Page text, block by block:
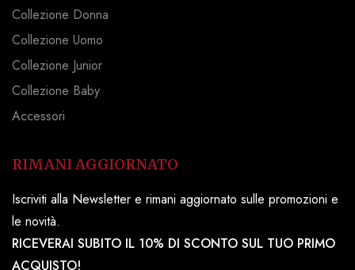
Collezione Donna
Collezione Uomo
Collezione Junior
Collezione Baby
Accessori
RIMANI AGGIORNATO
Iscriviti alla Newsletter e rimani aggiornato sulle promozioni e
le novità.
RICEVERAI SUBITO IL 10% DI SCONTO SUL TUO PRIMO
ACQUISTO!